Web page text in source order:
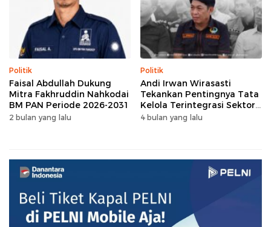
Politik
Faisal Abdullah Dukung
Mitra Fakhruddin Nahkodai
BM PAN Periode 2026-2031
2 bulan yang lalu
Politik
Andi Irwan Wirasasti
Tekankan Pentingnya Tata
Kelola Terintegrasi Sektor
Peternakan Sulsel
4 bulan yang lalu